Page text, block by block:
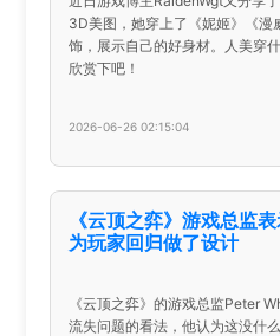
3D美图，她穿上了《妮姬》《漫
饰，展示自己的好身材。人美穿
欣赏下吧！
2026-06-26 02:15:04
《云顶之弈》游戏总监
为玩家回归做了设计
《云顶之弈》的游戏总监Peter
流失问题的看法，他认为这没什